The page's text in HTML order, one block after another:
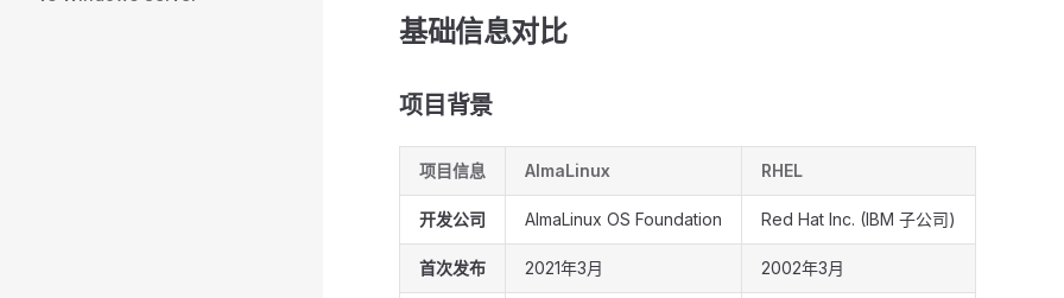
基础信息对比
项目背景
项目信息 AlmaLinux RHEL
开发公司 AlmaLinux OS Foundation Red Hat Inc. (IBM 子公司)
首次发布 2021年3月 2002年3月